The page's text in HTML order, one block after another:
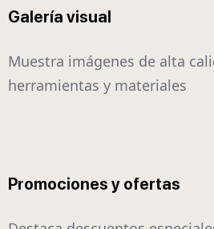
Galería visual
Muestra imágenes de alta
herramientas y materiales
Promociones y ofertas